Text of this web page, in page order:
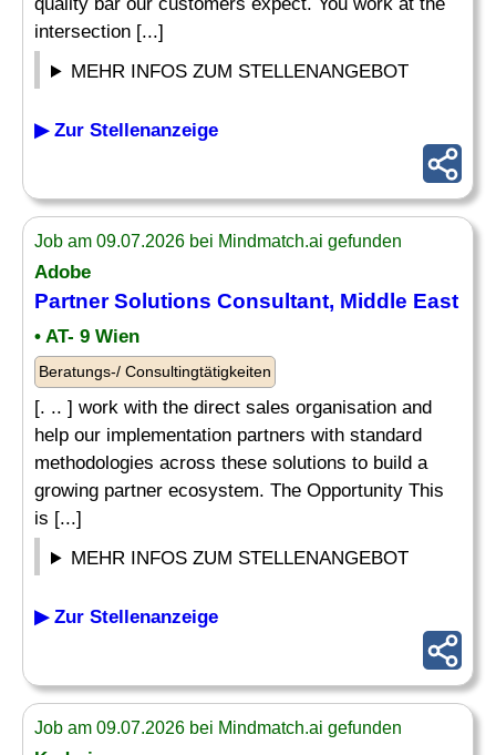
intersection [...]
MEHR INFOS ZUM STELLENANGEBOT
▶ Zur Stellenanzeige
Job am 09.07.2026 bei Mindmatch.ai gefunden
Adobe
Partner Solutions Consultant, Middle East
• AT- 9 Wien
Beratungs-/ Consultingtätigkeiten
[. .. ] work with the direct sales organisation and
help our implementation partners with standard
methodologies across these solutions to build a
growing partner ecosystem. The Opportunity This
is [...]
MEHR INFOS ZUM STELLENANGEBOT
▶ Zur Stellenanzeige
Job am 09.07.2026 bei Mindmatch.ai gefunden